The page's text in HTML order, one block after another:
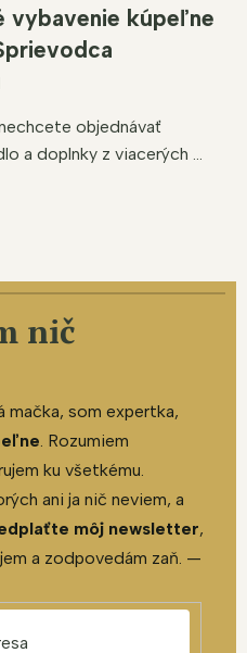
vybavenie kúpeľne
objednávať
a doplnky z viacerých ...
nič
mačka, som expertka,
. Rozumiem
ku všetkému.
ani ja nič neviem, a
môj newsletter,
a zodpovedám zaň. —